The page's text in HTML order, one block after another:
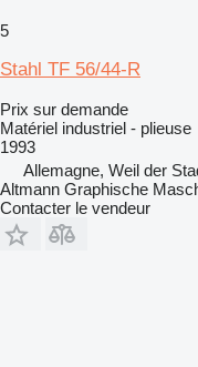
5
Stahl TF 56/44-R
Prix sur demande
Matériel industriel - plieuse
1993
Allemagne, Weil der
Altmann Graphische
Contacter le vendeur